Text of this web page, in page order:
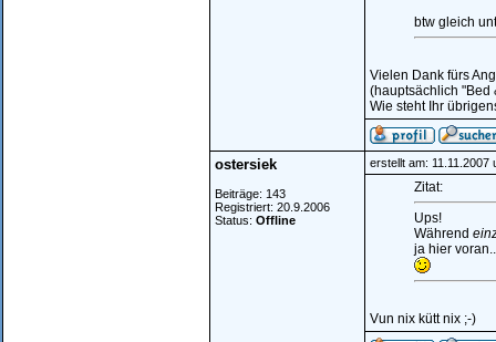
btw gleich
Vielen Dank fürs
(hauptsächlich "Bed
Wie steht Ihr
ostersiek
Beiträge: 143
Registriert: 20.9.2006
Status: Offline
erstellt am: 11.11.2007
Zitat:
Ups!
Während
ja hier
Vun nix kütt nix ;-)